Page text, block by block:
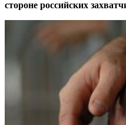
стороне российских